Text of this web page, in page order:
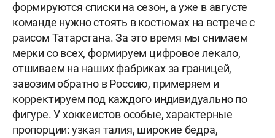
формируются списки на сезон, а уже в августе
команде нужно стоять в костюмах на встрече с
раисом Татарстана. За это время мы снимаем
мерки со всех, формируем цифровое лекало,
отшиваем на наших фабриках за границей,
завозим обратно в Россию, примеряем и
корректируем под каждого индивидуально по
фигуре. У хоккеистов особые, характерные
пропорции: узкая талия, широкие бедра,